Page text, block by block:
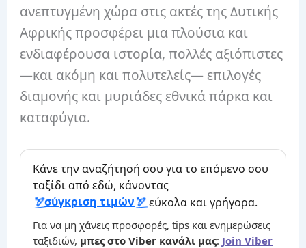
ανεπτυγμένη χώρα στις ακτές της Δυτικής
Αφρικής προσφέρει μια πλούσια και
ενδιαφέρουσα ιστορία, πολλές αξιόπιστες
—και ακόμη και πολυτελείς— επιλογές
διαμονής και μυριάδες εθνικά πάρκα και
καταφύγια.
Κάνε την αναζήτησή σου για το επόμενο σου
ταξίδι από εδώ, κάνοντας
σύγκριση τιμών
εύκολα και γρήγορα.
Για να μη χάνεις προσφορές, tips και ενημερώσεις
ταξιδιών, μπες στο Viber κανάλι μας: Join Viber